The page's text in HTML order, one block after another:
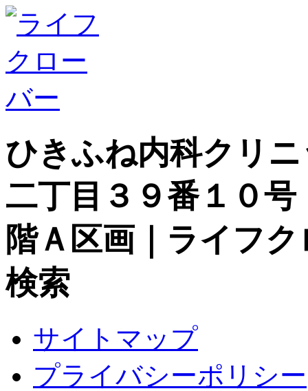
ひきふね内科クリ
二丁目３９番１０
階Ａ区画｜ライフ
検索
サイトマップ
プライバシーポリシー